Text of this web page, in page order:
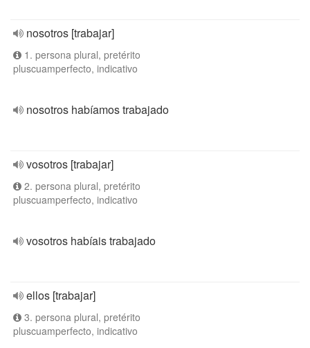
nosotros [trabajar]
1. persona plural, pretérito
pluscuamperfecto, indicativo
nosotros habíamos trabajado
vosotros [trabajar]
2. persona plural, pretérito
pluscuamperfecto, indicativo
vosotros habíais trabajado
ellos [trabajar]
3. persona plural, pretérito
pluscuamperfecto, indicativo